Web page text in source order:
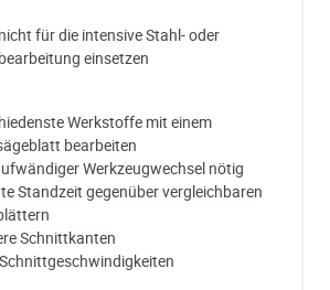
für die intensive Stahl- oder
einsetzen
Werkstoffe mit einem
bearbeiten
Werkzeugwechsel nötig
Standzeit gegenüber vergleichbaren
Schnittkanten